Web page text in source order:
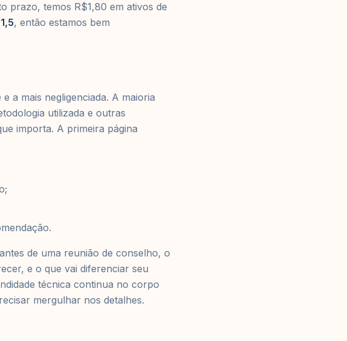
prazo, temos R$1,80 em ativos de
, então estamos bem
a mais negligenciada. A maioria
utilizada e outras
importa. A primeira página
de uma reunião de conselho, o
e o que vai diferenciar seu
técnica continua no corpo
mergulhar nos detalhes.